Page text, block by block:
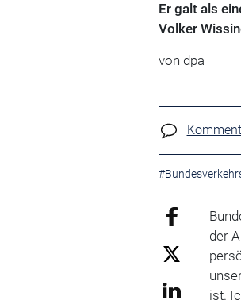
Er galt als
Volker
von dpa
der
ist.